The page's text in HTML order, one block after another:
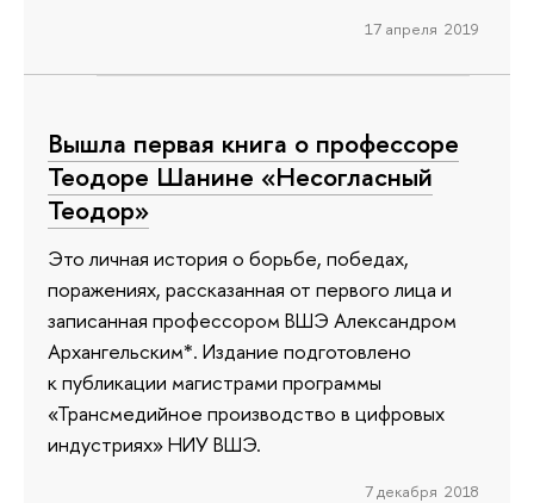
17 апреля 2019
Вышла первая книга о профессоре
Теодоре Шанине «Несогласный
Теодор»
Это личная история о борьбе, победах,
поражениях, рассказанная от первого лица и
записанная профессором ВШЭ Александром
Архангельским*. Издание подготовлено
к публикации магистрами программы
«Трансмедийное производство в цифровых
индустриях» НИУ ВШЭ.
7 декабря 2018